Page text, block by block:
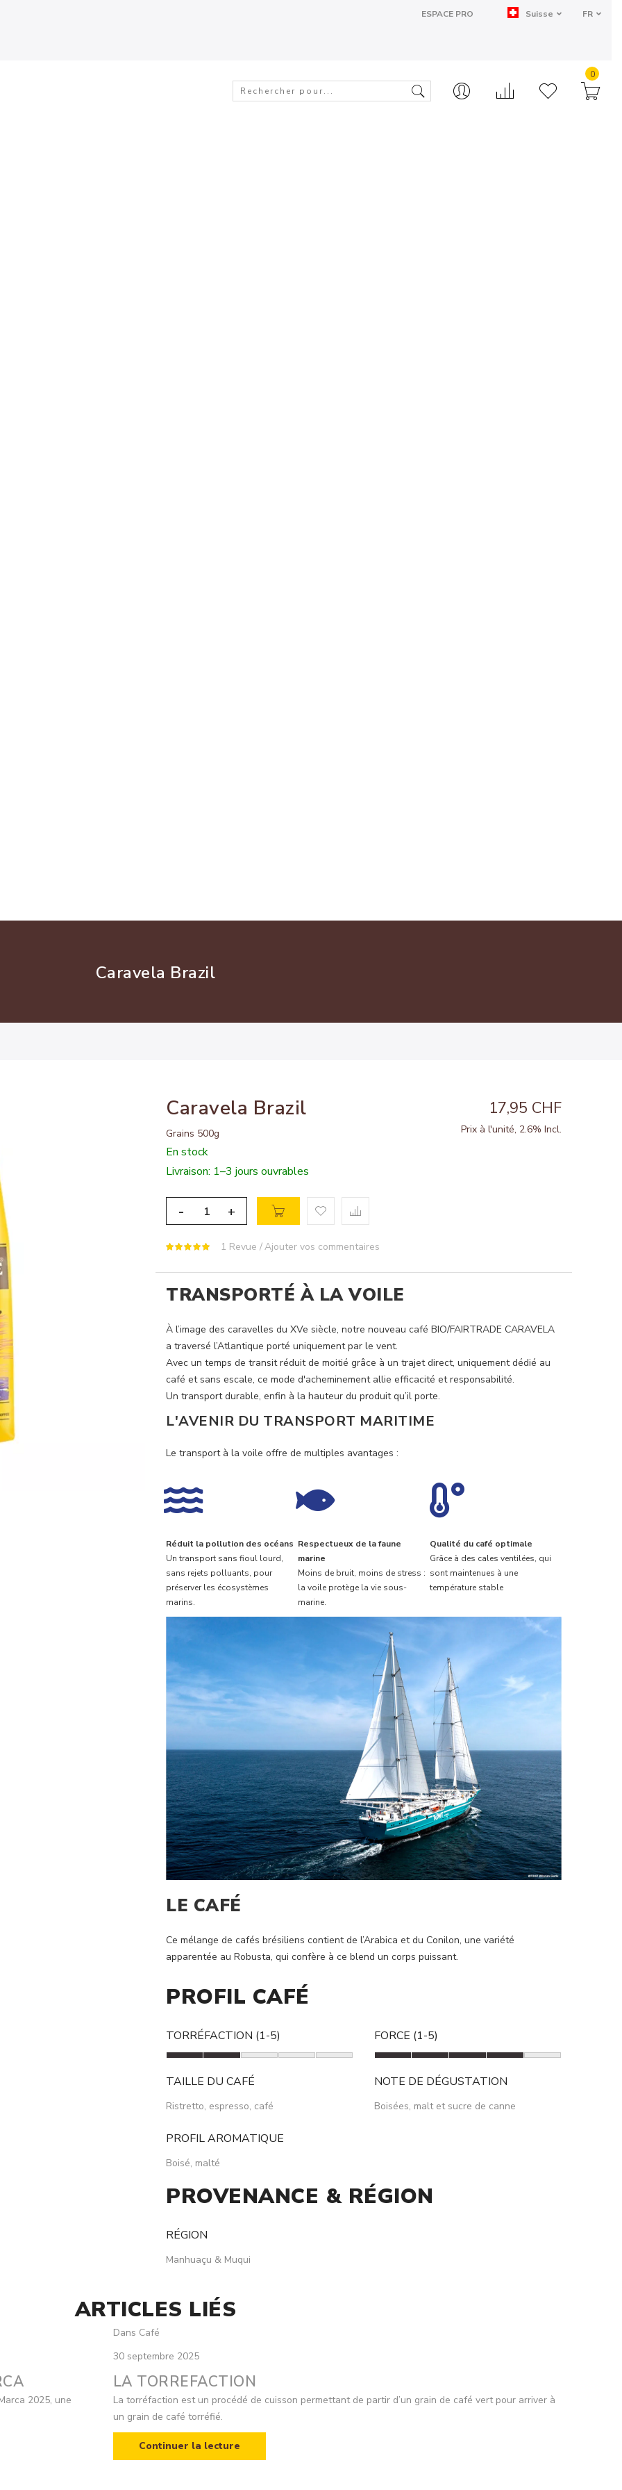
ESPACE PRO Suisse FR
Caravela Brazil
Caravela Brazil
Grains 500g
17,95 CHF
Prix à l'unité, 2.6% Incl.
En stock
Livraison: 1–3 jours ouvrables
- +
1 Revue Ajouter vos commentaires
TRANSPORTÉ À LA VOILE
À l’image des caravelles du XVe siècle, notre nouveau café BIO/FAIRTRADE CARAVELA
a traversé l’Atlantique porté uniquement par le vent.
Avec un temps de transit réduit de moitié grâce à un trajet direct, uniquement dédié au
café et sans escale, ce mode d'acheminement allie efficacité et responsabilité.
Un transport durable, enfin à la hauteur du produit qu’il porte.
L'AVENIR DU TRANSPORT MARITIME
Le transport à la voile offre de multiples avantages :
Réduit la pollution des océans
Un transport sans fioul lourd,
sans rejets polluants, pour
préserver les écosystèmes
marins.
Respectueux de la faune
marine
Moins de bruit, moins de stress :
la voile protège la vie sous-
marine.
Qualité du café optimale
Grâce à des cales ventilées, qui
sont maintenues à une
température stable
LE CAFÉ
Ce mélange de cafés brésiliens contient de l’Arabica et du Conilon, une variété
apparentée au Robusta, qui confère à ce blend un corps puissant.
PROFIL CAFÉ
TORRÉFACTION (1-5) FORCE (1-5)
TAILLE DU CAFÉ
Ristretto, espresso, café
NOTE DE DÉGUSTATION
Boisées, malt et sucre de canne
PROFIL AROMATIQUE
Boisé, malté
PROVENANCE & RÉGION
RÉGION
Manhuaçu & Muqui
ARTICLES LIÉS
2025, une
Dans Café
30 septembre 2025
LA TORREFACTION
La torréfaction est un procédé de cuisson permettant de partir d’un grain de café vert pour arriver à
un grain de café torréfié.
Continuer la lecture